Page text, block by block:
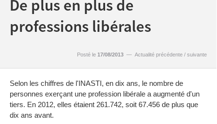
De plus en plus de
professions libérales
Posté le 17/08/2013 — Actualité précédente / suivante
Selon les chiffres de l'INASTI, en dix ans, le nombre de
personnes exerçant une profession libérale a augmenté d'un
tiers. En 2012, elles étaient 261.742, soit 67.456 de plus que
dix ans avant.